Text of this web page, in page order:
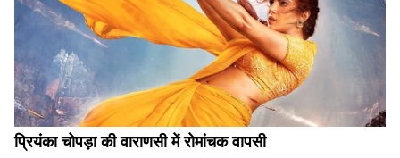
प्रियंका चोपड़ा की वाराणसी में रोमांचक वापसी